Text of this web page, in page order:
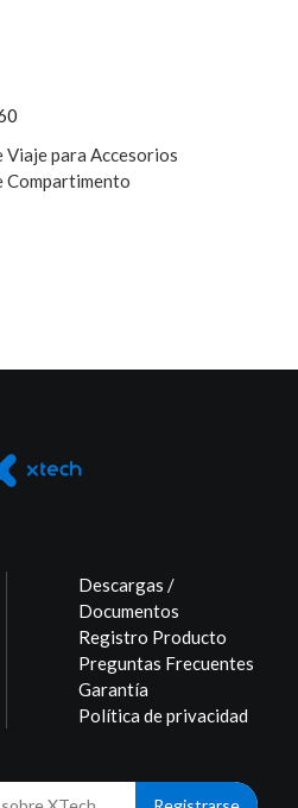
Viaje para Accesorios
Compartimento
Descargas /
Documentos
Registro Producto
Preguntas Frecuentes
Garantía
Política de privacidad